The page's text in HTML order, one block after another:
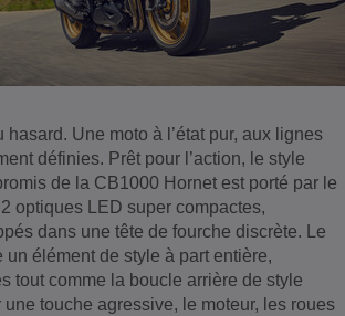
hasard. Une moto à l’état pur, aux lignes
définies. Prêt pour l’action, le style
de la CB1000 Hornet est porté par le
optiques LED super compactes,
dans une tête de fourche discrète. Le
un élément de style à part entière,
tout comme la boucle arrière de style
touche agressive, le moteur, les roues